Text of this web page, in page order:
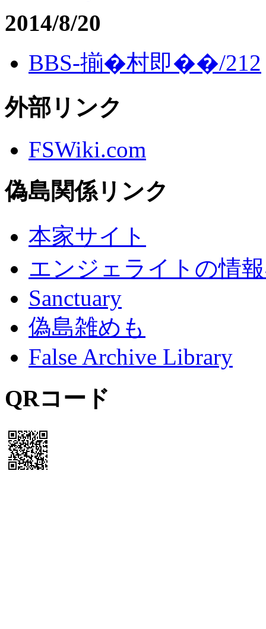
2014/8/20
BBS-揃�村即��/212
外部リンク
FSWiki.com
偽島関係リンク
本家サイト
エンジェライトの情
Sanctuary
偽島雑めも
False Archive Library
QRコード